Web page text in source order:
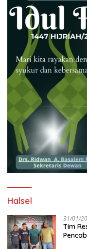
Halsel
31/01/
Tim